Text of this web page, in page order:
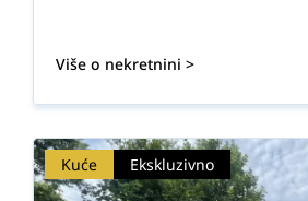
Više o nekretnini >
Kuće Ekskluzivno